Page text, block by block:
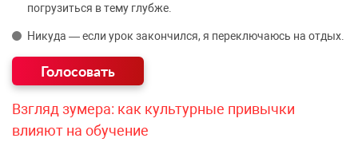
погрузиться в тему глубже.
Никуда — если урок закончился, я переключаюсь на отдых.
Взгляд зумера: как культурные привычки
влияют на обучение